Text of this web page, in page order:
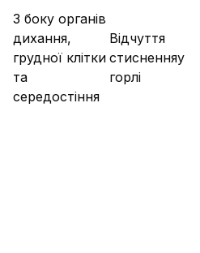
З боку органів
дихання,
грудної клітки
та
середостіння
Відчуття
стисненняу
горлі